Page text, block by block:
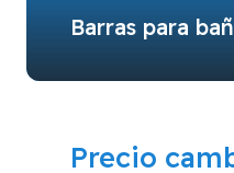
Barras para
Precio